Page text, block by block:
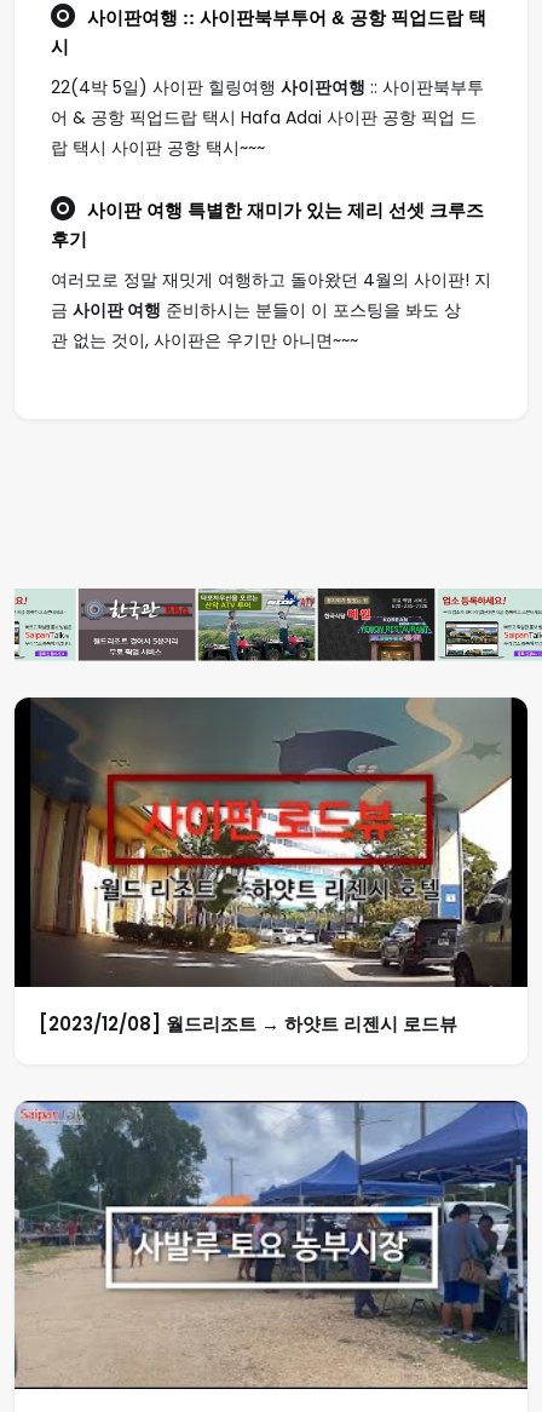
사이판여행 :: 사이판북부투어 & 공항 픽업드랍 택
시
22(4박 5일) 사이판 힐링여행 사이판여행 :: 사이판북부투
어 & 공항 픽업드랍 택시 Hafa Adai 사이판 공항 픽업 드
랍 택시 사이판 공항 택시~~~
사이판 여행 특별한 재미가 있는 제리 선셋 크루즈
후기
여러모로 정말 재밋게 여행하고 돌아왔던 4월의 사이판! 지
금 사이판 여행 준비하시는 분들이 이 포스팅을 봐도 상
관 없는 것이, 사이판은 우기만 아니면~~~
[2023/12/08] 월드리조트 → 하얏트 리젠시 로드뷰